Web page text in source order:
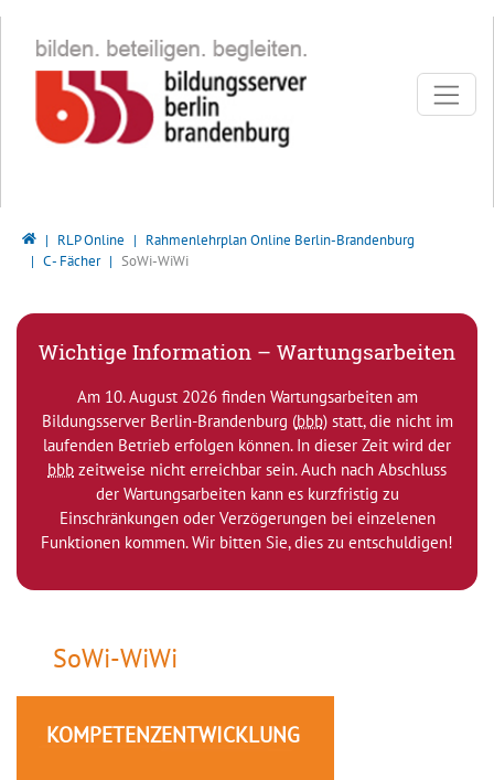
Bildungsserver Berlin - Brandenburg
RLP Online
Rahmenlehrplan Online Berlin-Brandenburg
C - Fächer
SoWi-WiWi
Wichtige Information – Wartungsarbeiten
Am 10. August 2026 finden Wartungsarbeiten am
Bildungsserver Berlin-Brandenburg (bbb) statt, die nicht im
laufenden Betrieb erfolgen können. In dieser Zeit wird der
bbb zeitweise nicht erreichbar sein. Auch nach Abschluss
der Wartungsarbeiten kann es kurzfristig zu
Einschränkungen oder Verzögerungen bei einzelenen
Funktionen kommen. Wir bitten Sie, dies zu entschuldigen!
SoWi-WiWi
KOMPETENZENTWICKLUNG